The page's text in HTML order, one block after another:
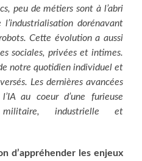
peu de métiers sont à l’abri
dorénavant
Cette évolution a aussi
sociales, privées et intimes.
notre quotidien individuel et
Les dernières avan­cées
au coeur d’une furieuse
militaire, industrielle et
d’appréhender les enjeux